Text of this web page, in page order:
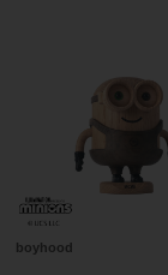
boyhood